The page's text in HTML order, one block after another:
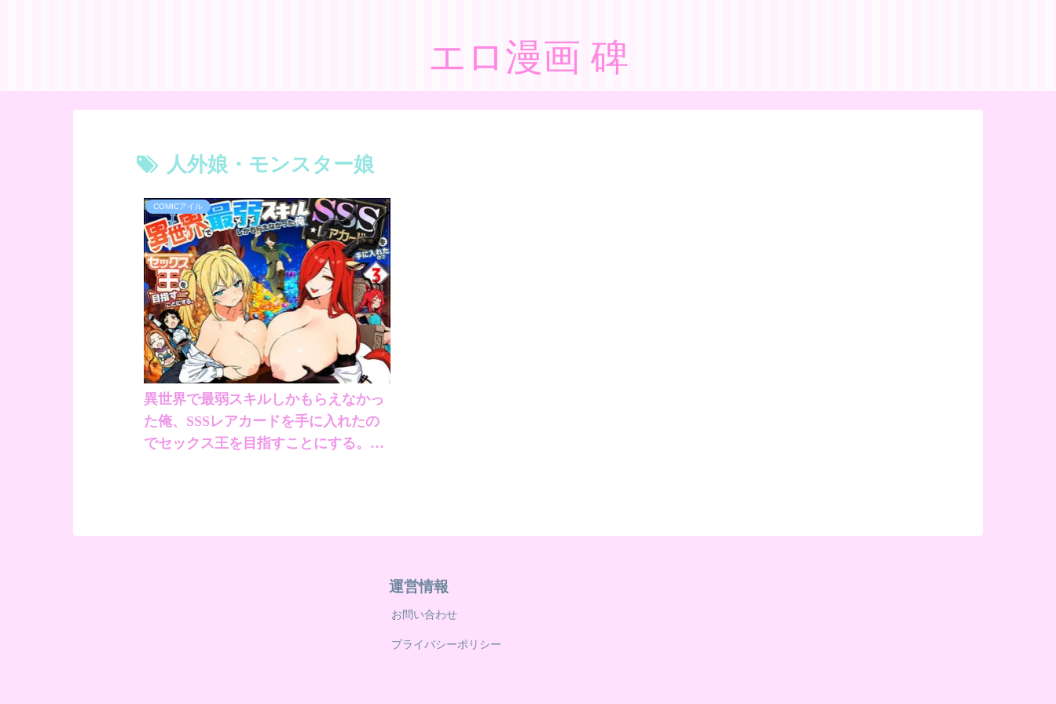
エロ漫画 碑
人外娘・モンスター娘
COMICアイル
異世界で最弱スキルしかもらえなかっ
た俺、SSSレアカードを手に入れたの
でセックス王を目指すことにする。3
運営情報
お問い合わせ
プライバシーポリシー